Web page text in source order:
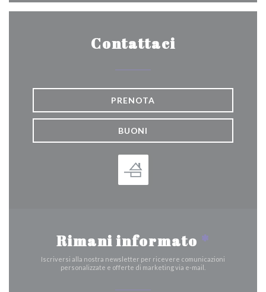
Contattaci
PRENOTA
BUONI
Rimani informato *
Iscriversi alla nostra newsletter per ricevere comunicazioni
personalizzate e offerte di marketing via e-mail.